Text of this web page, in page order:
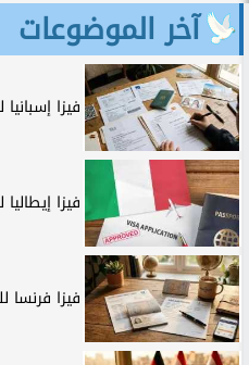
آخر الموضوعات
فيزا
فيزا
فيزا فرنسا